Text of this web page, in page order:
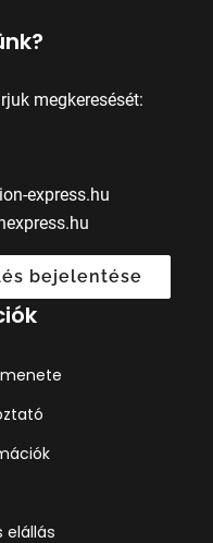
megkeresését:
express.hu
bejelentése
elállás